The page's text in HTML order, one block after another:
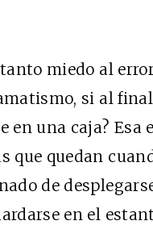
tanto miedo al
si al
en una caja? Esa
que quedan
de
en el